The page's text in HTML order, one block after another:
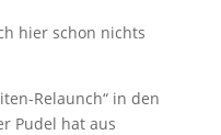
hier schon nichts
Relaunch“ in den
Pudel hat aus